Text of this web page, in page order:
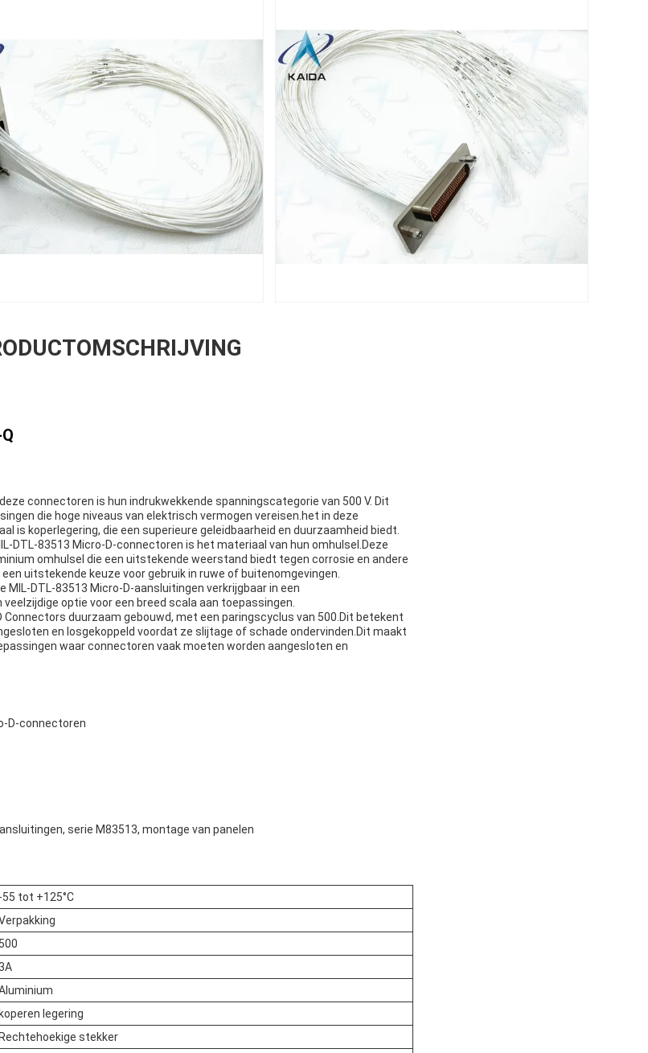
connectoren is hun indrukwekkende spanningscategorie van 500 V. Dit
die hoge niveaus van elektrisch vermogen vereisen.het in deze
is koperlegering, die een superieure geleidbaarheid en duurzaamheid biedt.
DTL-83513 Micro-D-connectoren is het materiaal van hun omhulsel.Deze
omhulsel die een uitstekende weerstand biedt tegen corrosie en andere
uitstekende keuze voor gebruik in ruwe of buitenomgevingen.
DTL-83513 Micro-D-aansluitingen verkrijgbaar in een
optie voor een breed scala aan toepassingen.
Connectors duurzaam gebouwd, met een paringscyclus van 500.Dit betekent
en losgekoppeld voordat ze slijtage of schade ondervinden.Dit maakt
waar connectoren vaak moeten worden aangesloten en
D-connectoren
serie M83513, montage van panelen
-55 tot +125°C
500
koperen legering
Rechtehoekige stekker